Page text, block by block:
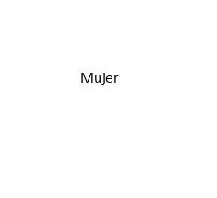
Mujer